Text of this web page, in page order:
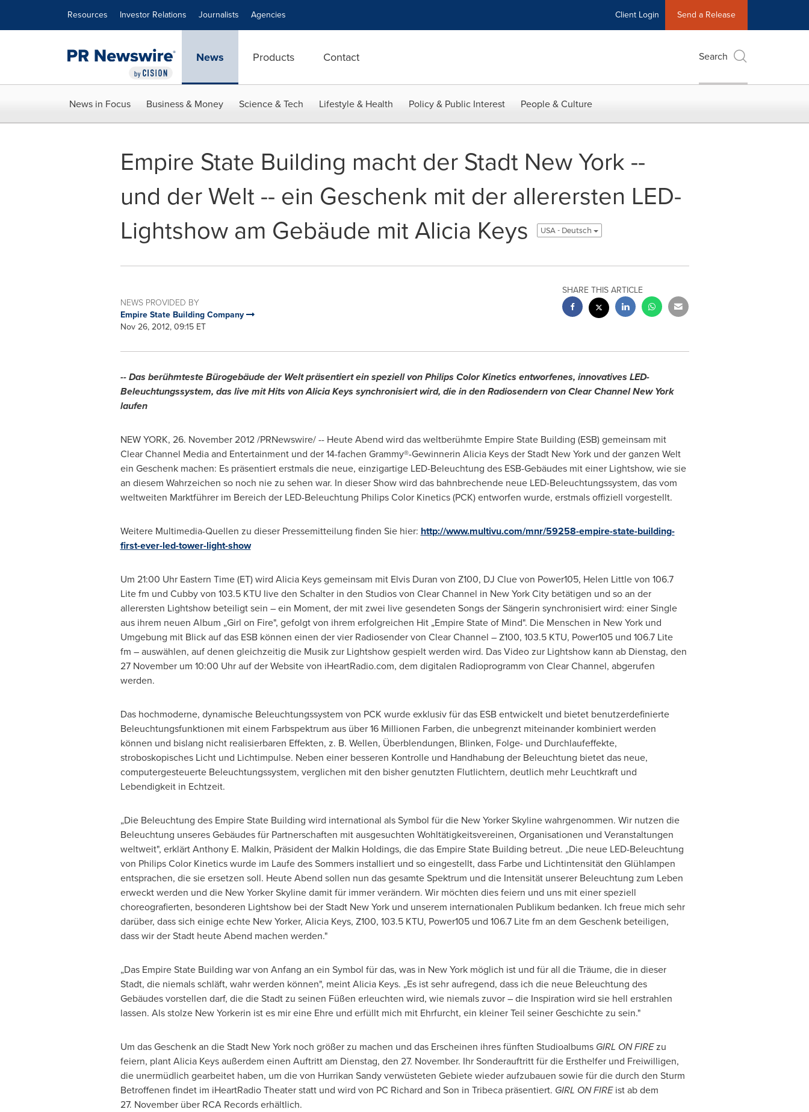
Resources Investor Relations Journalists Agencies Client Login Send a Release
News Products Contact Search
News in Focus Business & Money Science & Tech Lifestyle & Health Policy & Public Interest People & Culture
Empire State Building macht der Stadt New York --
und der Welt -- ein Geschenk mit der allerersten LED-
Lightshow am Gebäude mit Alicia Keys
USA - Deutsch
NEWS PROVIDED BY
Empire State Building Company
Nov 26, 2012, 09:15 ET
SHARE THIS ARTICLE
-- Das berühmteste Bürogebäude der Welt präsentiert ein speziell von Philips Color Kinetics entworfenes, innovatives LED-
Beleuchtungssystem, das live mit Hits von Alicia Keys synchronisiert wird, die in den Radiosendern von Clear Channel New York
laufen
NEW YORK, 26. November 2012 /PRNewswire/ -- Heute Abend wird das weltberühmte Empire State Building (ESB) gemeinsam mit
Clear Channel Media and Entertainment und der 14-fachen Grammy®-Gewinnerin Alicia Keys der Stadt New York und der ganzen Welt
ein Geschenk machen: Es präsentiert erstmals die neue, einzigartige LED-Beleuchtung des ESB-Gebäudes mit einer Lightshow, wie sie
an diesem Wahrzeichen so noch nie zu sehen war. In dieser Show wird das bahnbrechende neue LED-Beleuchtungssystem, das vom
weltweiten Marktführer im Bereich der LED-Beleuchtung Philips Color Kinetics (PCK) entworfen wurde, erstmals offiziell vorgestellt.
Weitere Multimedia-Quellen zu dieser Pressemitteilung finden Sie hier: http://www.multivu.com/mnr/59258-empire-state-building-
first-ever-led-tower-light-show
Um 21:00 Uhr Eastern Time (ET) wird Alicia Keysgemeinsam mit Elvis Duran von Z100, DJ Clue von Power105, Helen Little von 106.7
Lite fm und Cubby von 103.5 KTU live den Schalter in den Studios von Clear Channel in New York Citybetätigen und so an der
allerersten Lightshow beteiligt sein – ein Moment, der mit zwei live gesendeten Songs der Sängerin synchronisiert wird: einer Single
aus ihrem neuen Album „Girl on Fire", gefolgt von ihrem erfolgreichen Hit „Empire State of Mind". Die Menschen in New Yorkund
Umgebung mit Blick auf das ESB können einen der vier Radiosender von Clear Channel – Z100, 103.5 KTU, Power105 und 106.7 Lite
fm – auswählen, auf denen gleichzeitig die Musik zur Lightshow gespielt werden wird. Das Video zur Lightshow kann ab Dienstag, den
27 November um 10:00 Uhr auf der Website von iHeartRadio.com, dem digitalen Radioprogramm von Clear Channel, abgerufen
werden.
Das hochmoderne, dynamische Beleuchtungssystem von PCK wurde exklusiv für das ESB entwickelt und bietet benutzerdefinierte
Beleuchtungsfunktionen mit einem Farbspektrum aus über 16 Millionen Farben, die unbegrenzt miteinander kombiniert werden
können und bislang nicht realisierbaren Effekten, z. B. Wellen, Überblendungen, Blinken, Folge- und Durchlaufeffekte,
stroboskopisches Licht und Lichtimpulse. Neben einer besseren Kontrolle und Handhabung der Beleuchtung bietet das neue,
computergesteuerte Beleuchtungssystem, verglichen mit den bisher genutzten Flutlichtern, deutlich mehr Leuchtkraft und
Lebendigkeit in Echtzeit.
„Die Beleuchtung des Empire State Building wird international als Symbol für die New Yorker Skyline wahrgenommen. Wir nutzen die
Beleuchtung unseres Gebäudes für Partnerschaften mit ausgesuchten Wohltätigkeitsvereinen, Organisationen und Veranstaltungen
weltweit", erklärtAnthony E. Malkin, Präsident der Malkin Holdings, die das Empire State Building betreut. „Die neue LED-Beleuchtung
von Philips Color Kinetics wurde im Laufe des Sommers installiert und so eingestellt, dass Farbe und Lichtintensität den Glühlampen
entsprachen, die sie ersetzen soll. Heute Abend sollen nun das gesamte Spektrum und die Intensität unserer Beleuchtung zum Leben
erweckt werden und die New Yorker Skyline damit für immer verändern. Wir möchten dies feiern und uns mit einer speziell
choreografierten, besonderen Lightshow bei der Stadt New York und unserem internationalen Publikum bedanken. Ich freue mich sehr
darüber, dass sich einige echte New Yorker, Alicia Keys, Z100, 103.5 KTU, Power105 und 106.7 Lite fm an dem Geschenk beteiligen,
dass wirder Stadtheute Abend machen werden."
„Das Empire State Building warvon Anfang an ein Symbol für das, was in New Yorkmöglich ist und für all die Träume, die in dieser
Stadt, die niemals schläft, wahr werden können", meintAlicia Keys. „Es ist sehr aufregend, dass ich die neue Beleuchtung des
Gebäudes vorstellen darf, die die Stadt zu seinen Füßen erleuchten wird, wie niemals zuvor – die Inspiration wird sie hell erstrahlen
lassen. Als stolze New Yorkerin ist es mir eine Ehre und erfüllt mich mit Ehrfurcht, ein kleiner Teil seiner Geschichte zu sein."
Um das Geschenk an die Stadt New York noch größer zu machen und das Erscheinen ihres fünften Studioalbums GIRL ON FIREzu
feiern, plantAlicia Keysaußerdem einen Auftritt am Dienstag, den 27. November. Ihr Sonderauftritt für die Ersthelfer und Freiwilligen,
die unermüdlich gearbeitet haben, um die von Hurrikan Sandy verwüsteten Gebiete wieder aufzubauen sowie für die durch den Sturm
Betroffenen findet im iHeartRadio Theater statt und wird von PC Richard and Son in Tribeca präsentiert. GIRL ON FIREist abdem
27. November über RCA Records erhältlich.